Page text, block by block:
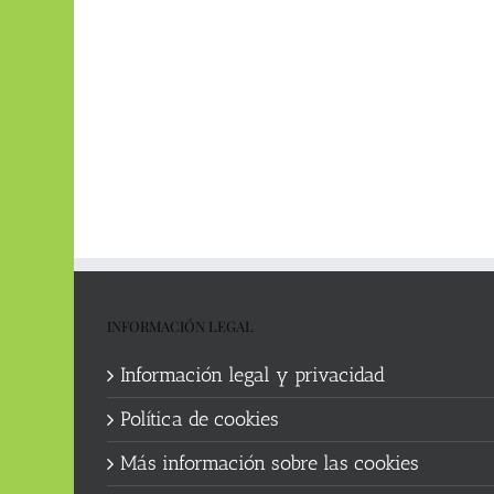
INFORMACIÓN LEGAL
Información legal y privacidad
Política de cookies
Más información sobre las cookies